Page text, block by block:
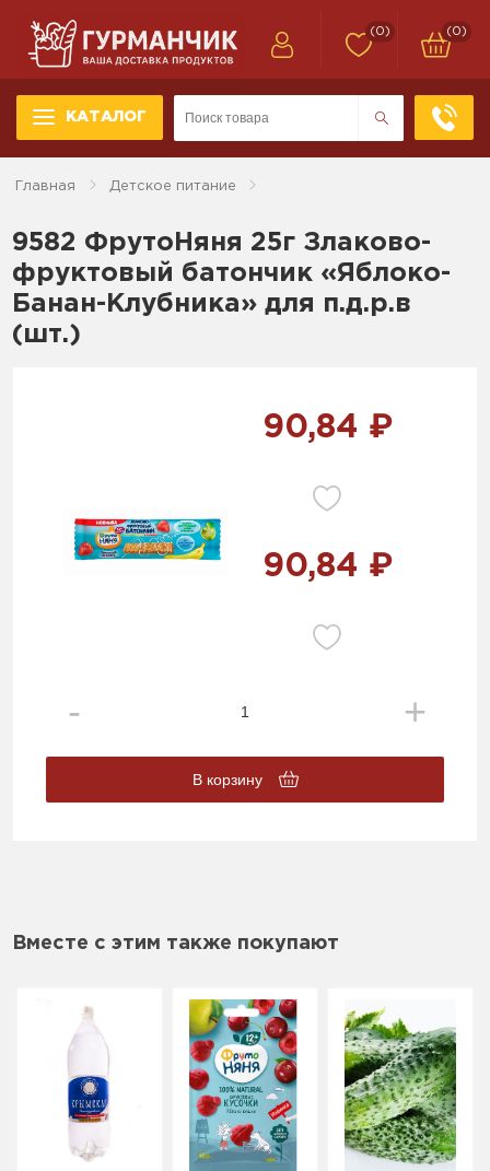
КАТАЛОГ
(0) (0)
Главная Детское питание
9582 ФрутоНяня 25г Злаково-
фруктовый батончик «Яблоко-
Банан-Клубника» для п.д.р.в
(шт.)
90,84 ₽
90,84 ₽
В корзину
Вместе с этим также покупают